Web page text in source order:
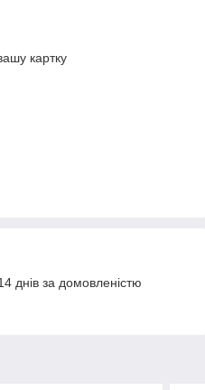
картку
днів за домовленістю